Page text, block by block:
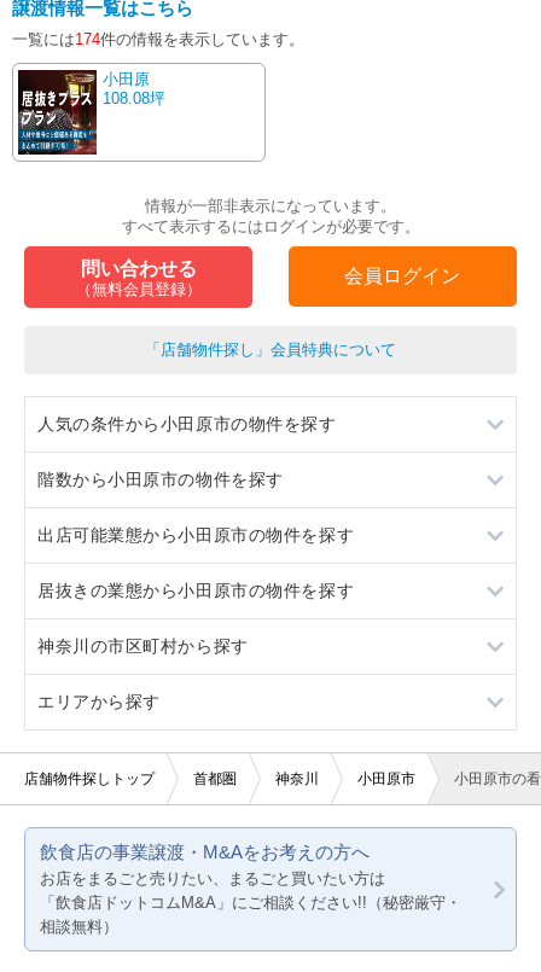
譲渡情報一覧はこちら
一覧には174件の情報を表示しています。
小田原
108.08坪
情報が一部非表示になっています。
すべて表示するにはログインが必要です。
問い合わせる
（無料会員登録）
会員ログイン
「店舗物件探し」会員特典について
人気の条件から小田原市の物件を探す
居抜き
スケルトン
ロードサイド物件
駐車場あり
看板取り付け可
10坪以下
賃料10万円以下
賃料20万円以下
階数から小田原市の物件を探す
地下
1階
2階
3階以上
出店可能業態から小田原市の物件を探す
重飲食
軽飲食
バー・クラブ
美容室・理容室
医療・歯科・クリニック
物販・小売
居抜きの業態から小田原市の物件を探す
テイクアウト
居酒屋・ダイニングバー
その他
神奈川の市区町村から探す
横浜市すべて
川崎市すべて
横浜市旭区
横浜市磯子区
エリアから探す
東京23区
神奈川
千葉
店舗物件探しトップ 首都圏 神奈川 小田原市 小田原市の
飲食店の事業譲渡・M&Aをお考えの方へ
お店をまるごと売りたい、まるごと買いたい方は
「飲食店ドットコムM&A」にご相談ください!!（秘密厳守・
相談無料）